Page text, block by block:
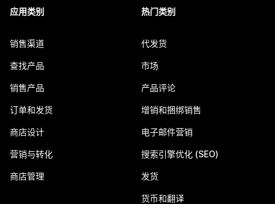
应用类别
销售渠道
查找产品
销售产品
订单和发货
商店设计
营销与转化
商店管理
热门类别
代发货
市场
产品评论
增销和捆绑销售
电子邮件营销
搜索引擎优化 (SEO)
发货
货币和翻译